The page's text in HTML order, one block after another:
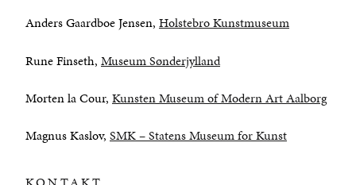
Anders Gaardboe Jensen, Holstebro Kunstmuseum
Rune Finseth, Museum Sønderjylland
Morten la Cour, Kunsten Museum of Modern Art Aalborg
Magnus Kaslov, SMK – Statens Museum for Kunst